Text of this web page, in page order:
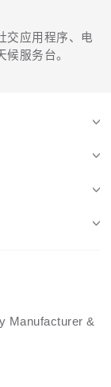
交应用程序、电
候服务台。
Manufacturer &